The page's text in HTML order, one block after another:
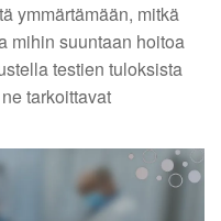
ymmärtämään, mitkä
mihin suuntaan hoitoa
testien tuloksista
tarkoittavat